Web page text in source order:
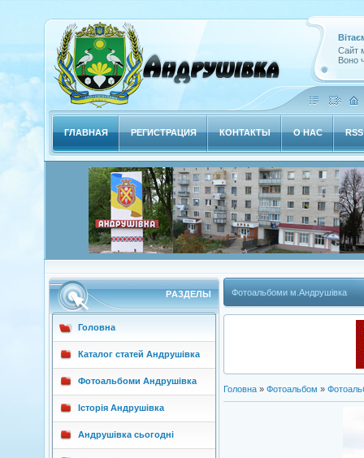
Сайт
Воно
ГЛАВНАЯ РЕГИСТРАЦИЯ КОНТАКТЫ О НАС RSS
РAЗДЕЛЫ
Головна
Каталог статей Андрушівка
Фотоальбоми Андрушівка
Історія Андрушівка
Андрушівка сьогодні
Фотоальбоми м.Андрушівка
Головна» Фотоальбом »